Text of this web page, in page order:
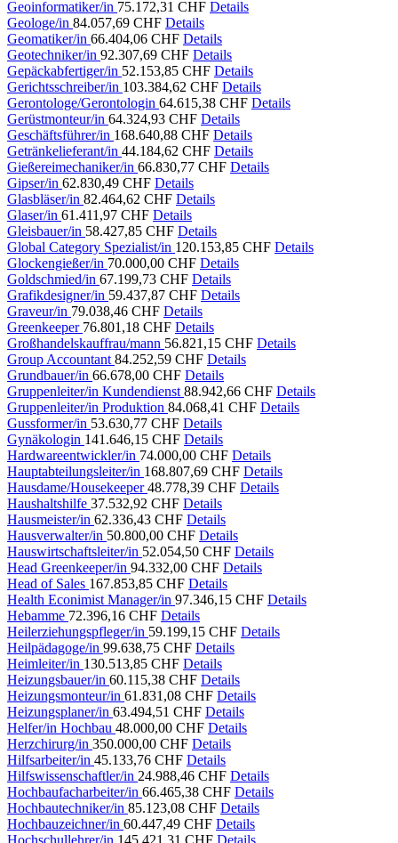
Geoinformatiker/in 75.172,31 CHF Details
Geologe/in 84.057,69 CHF Details
Geomatiker/in 66.404,06 CHF Details
Geotechniker/in 92.307,69 CHF Details
Gepäckabfertiger/in 52.153,85 CHF Details
Gerichtsschreiber/in 103.384,62 CHF Details
Gerontologe/Gerontologin 64.615,38 CHF Details
Gerüstmonteur/in 64.324,93 CHF Details
Geschäftsführer/in 168.640,88 CHF Details
Getränkelieferant/in 44.184,62 CHF Details
Gießereimechaniker/in 66.830,77 CHF Details
Gipser/in 62.830,49 CHF Details
Glasbläser/in 82.464,62 CHF Details
Glaser/in 61.411,97 CHF Details
Gleisbauer/in 58.427,85 CHF Details
Global Category Spezialist/in 120.153,85 CHF Details
Glockengießer/in 70.000,00 CHF Details
Goldschmied/in 67.199,73 CHF Details
Grafikdesigner/in 59.437,87 CHF Details
Graveur/in 79.038,46 CHF Details
Greenkeeper 76.801,18 CHF Details
Großhandelskauffrau/mann 56.821,15 CHF Details
Group Accountant 84.252,59 CHF Details
Grundbauer/in 66.678,00 CHF Details
Gruppenleiter/in Kundendienst 88.942,66 CHF Details
Gruppenleiter/in Produktion 84.068,41 CHF Details
Gussformer/in 53.630,77 CHF Details
Gynäkologin 141.646,15 CHF Details
Hardwareentwickler/in 74.000,00 CHF Details
Hauptabteilungsleiter/in 168.807,69 CHF Details
Hausdame/Housekeeper48.778,39 CHF Details
Haushaltshilfe 37.532,92 CHF Details
Hausmeister/in 62.336,43 CHF Details
Hausverwalter/in 50.800,00 CHF Details
Hauswirtschaftsleiter/in 52.054,50 CHF Details
Head Greenkeeper/in 94.332,00 CHF Details
Head of Sales 167.853,85 CHF Details
Health Econimist Manager/in 97.346,15 CHF Details
Hebamme 72.396,16 CHF Details
Heilerziehungspfleger/in 59.199,15 CHF Details
Heilpädagoge/in 99.638,75 CHF Details
Heimleiter/in 130.513,85 CHF Details
Heizungsbauer/in 60.115,38 CHF Details
Heizungsmonteur/in 61.831,08 CHF Details
Heizungsplaner/in 63.494,51 CHF Details
Helfer/in Hochbau 48.000,00 CHF Details
Herzchirurg/in 350.000,00 CHF Details
Hilfsarbeiter/in 45.133,76 CHF Details
Hilfswissenschaftler/in 24.988,46 CHF Details
Hochbaufacharbeiter/in 66.465,38 CHF Details
Hochbautechniker/in 85.123,08 CHF Details
Hochbauzeichner/in 60.447,49 CHF Details
Hochschullehrer/in 145.421,31 CHF Details